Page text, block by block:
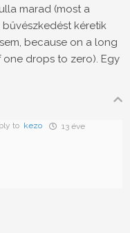
marad (most a
kéretik
because on a long
drops to zero). Egy
to kezo 13 éve